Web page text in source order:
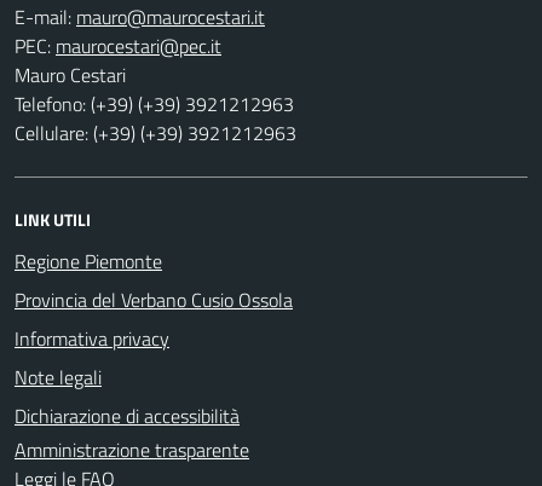
E-mail:
PEC:
Mauro Cestari
Telefono: (+39) (+39) 3921212963
Cellulare: (+39) (+39) 3921212963
LINK UTILI
Regione Piemonte
Provincia del Verbano Cusio Ossola
Informativa privacy
Note legali
Dichiarazione di accessibilità
Amministrazione trasparente
Leggi le FAQ